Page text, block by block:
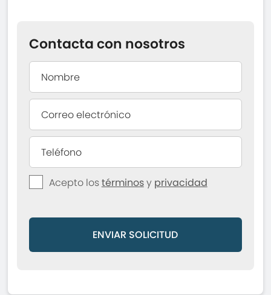
Contacta con nosotros
Acepto lostérminosy privacidad
ENVIAR SOLICITUD